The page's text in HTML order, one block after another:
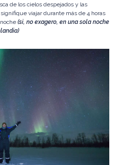
de los cielos despejados y las
viajar durante más de 4 horas
(si, no exagero, en una sola noche